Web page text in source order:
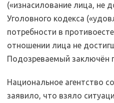
(«изнасилование лица, не
Уголовного кодекса
потребности в
отношении лица не
Подозреваемый заключён
Национальное агентство
заявило, что взяло